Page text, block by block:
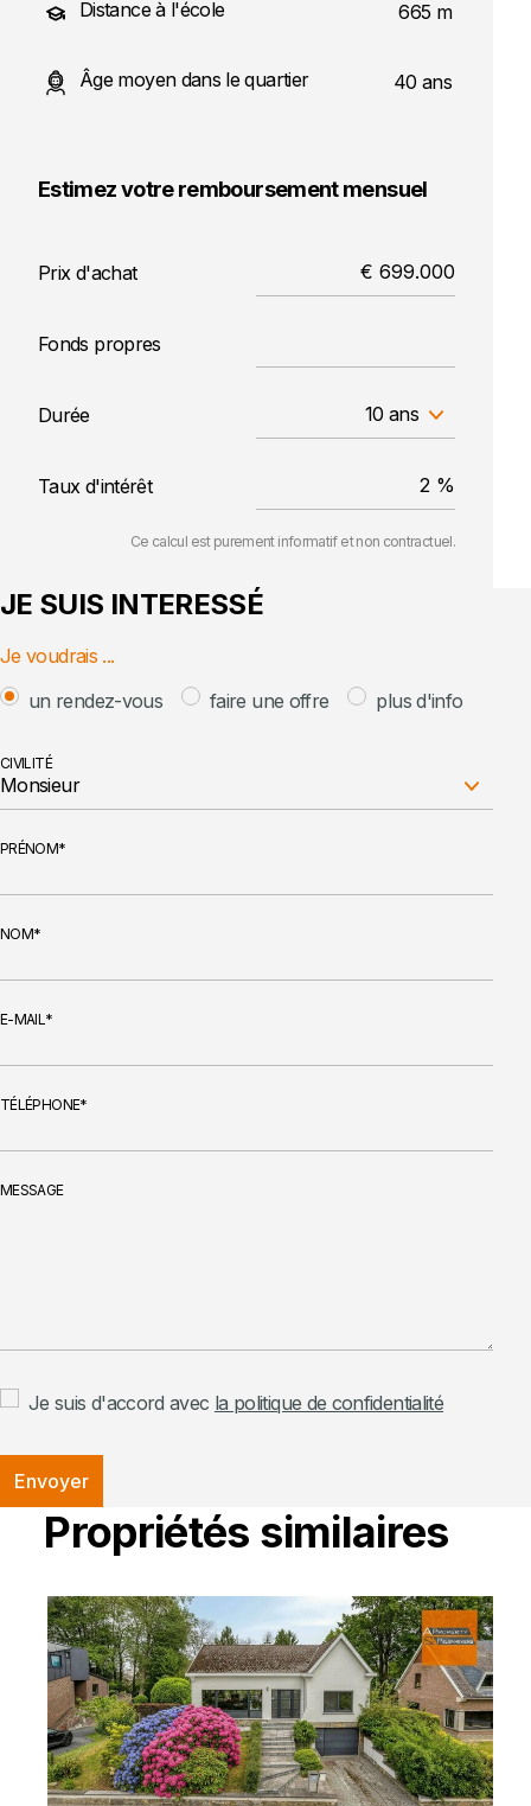
Distance à l'école 665 m
Âge moyen dans le quartier 40 ans
Estimez votre remboursement mensuel
Prix d'achat
Fonds propres
Durée 10 ans
Taux d'intérêt
Ce calcul est purement informatif et non contractuel.
JE SUIS INTERESSÉ
Je voudrais ...
un rendez-vous
faire une offre plus d'info
Monsieur
CIVILITÉ
PRÉNOM
NOM
E-MAIL
TÉLÉPHONE
MESSAGE
Je suis d'accord avec la politique de confidentialité
Envoyer
Propriétés similaires